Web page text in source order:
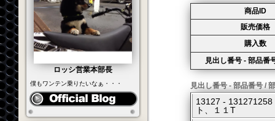
ロッシ営業本部長
僕もワンテン乗りたいなぁ・・・
商品ID
販売価格
購入数
見出し番号 - 部品番
見出し番号 - 部品番号 /
13127 - 131271258
ト、１１T